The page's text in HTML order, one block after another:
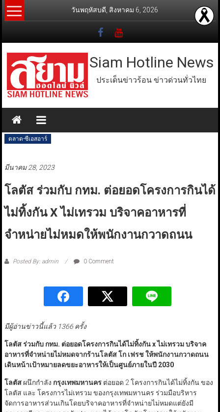
Skip
to
วันพฤหัสบดี, สิงหาคม 6, 2026
Siam Hotline News
ประเด็นข่าวร้อน ข่าวด่วนทั่วไทย
ตลาด-ซีเอสอาร์
มีนาคม 28, 2023
โลตัส ร่วมกับ กทม. ต่อยอดโครงการกินได้
ไม่ทิ้งกัน X ไม่เทรวม บริจาคอาหารที่
จำหน่ายไม่หมดให้พนักงานกวาดถนน
Posted By: admin 0 Comment
มีผู้อ่านข่าวนี้แล้ว 1366 ครั้ง
โลตัส ร่วมกับ กทม. ต่อยอดโครงการกินได้ไม่ทิ้งกัน x ไม่เทรวม บริจาค
อาหารที่จำหน่ายไม่หมดจากร้านโลตัส โก เฟรช ให้พนักงานกวาดถนน
เดินหน้าเป้าหมายลดขยะอาหารให้เป็นศูนย์ภายในปี 2030
โลตัส ผนึกกำลัง กรุงเทพมหานครต่อยอด 2 โครงการกินได้ไม่ทิ้งกัน ของ
โลตัส และ โครงการไม่เทรวม ของกรุงเทพมหานคร ร่วมมือบริหาร
จัดการอาหารส่วนเกินโดยบริจาคอาหารที่จำหน่ายไม่หมดแต่ยังมี